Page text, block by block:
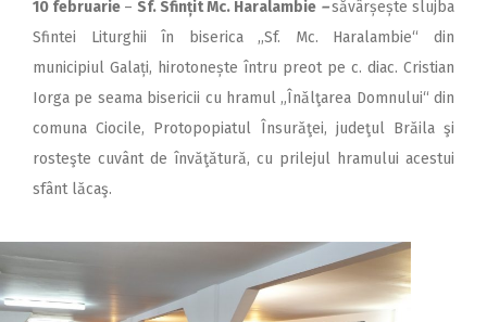
10 februarie – Sf. Sfințit Mc. Haralambie –săvârșește slujba
Sfintei Liturghii în biserica ,,Sf. Mc. Haralambie“ din
municipiul Galați, hirotonește întru preot pe c. diac. Cristian
Iorga pe seama bisericii cu hramul „Înălţarea Domnului“ din
comuna Ciocile, Protopopiatul Însurăţei, judeţul Brăila şi
rosteşte cuvânt de învăţătură, cu prilejul hramului acestui
sfânt lăcaş.